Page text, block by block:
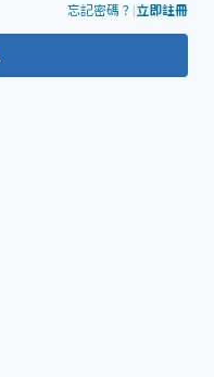
忘記密碼？ |立即註冊